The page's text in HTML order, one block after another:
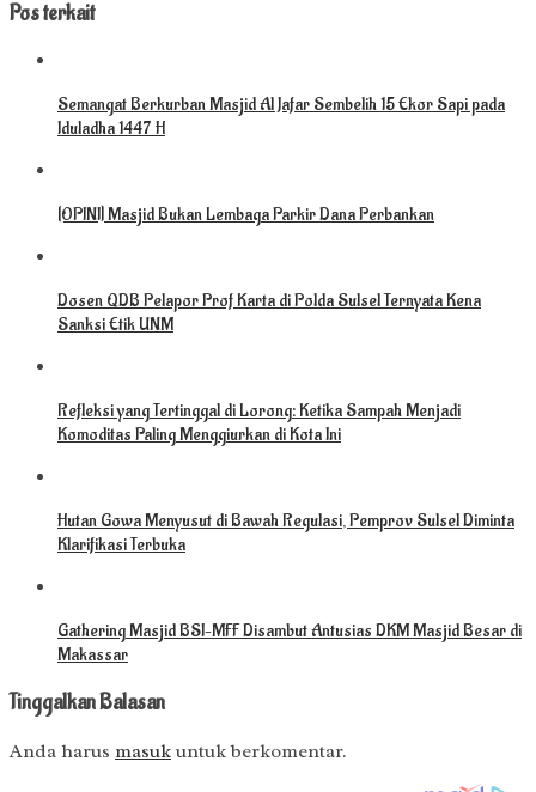
Pos terkait
Semangat Berkurban Masjid Al Jafar Sembelih 15 Ekor Sapi pada
Iduladha 1447 H
[OPINI] Masjid Bukan Lembaga Parkir Dana Perbankan
Dosen QDB Pelapor Prof Karta di Polda Sulsel Ternyata Kena
Sanksi Etik UNM
Refleksi yang Tertinggal di Lorong: Ketika Sampah Menjadi
Komoditas Paling Menggiurkan di Kota Ini
Hutan Gowa Menyusut di Bawah Regulasi, Pemprov Sulsel Diminta
Klarifikasi Terbuka
Gathering Masjid BSI–MFF Disambut Antusias DKM Masjid Besar di
Makassar
Tinggalkan Balasan
Anda harus masuk untuk berkomentar.